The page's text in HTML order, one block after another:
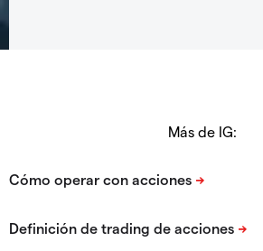
Más de IG: